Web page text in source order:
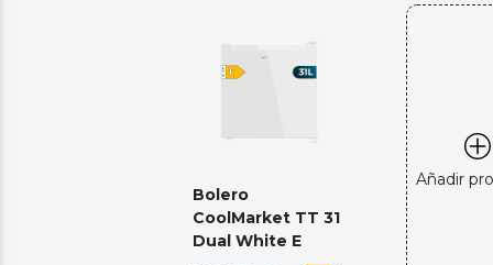
Bolero
CoolMarket TT 31
Dual White E
Añadir